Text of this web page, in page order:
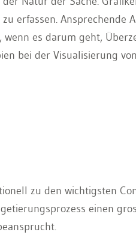
erfassen. Ansprechende
es darum geht,
bei der Visualisierung
zu den wichtigsten
einen